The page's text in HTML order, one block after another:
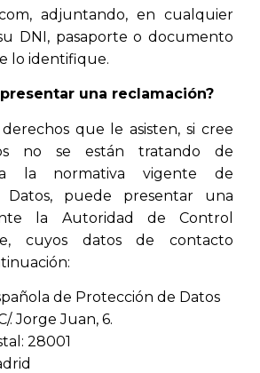
adjuntando, en cualquier
DNI, pasaporte o documento
lo identifique.
una reclamación?
que le asisten, si cree
no se están tratando de
a la normativa vigente de
Datos, puede presentar una
la Autoridad de Control
cuyos datos de contacto
de Protección de Datos
. Jorge Juan, 6.
28001